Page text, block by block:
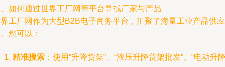
如何通过世界工厂网等平台寻找厂家与产品
工厂网作为大型B2B电子商务平台，汇聚了海量工业产品供应
您可以：
精准搜索 ：使用“升降货架”、“液压升降货架批发”、“电动升